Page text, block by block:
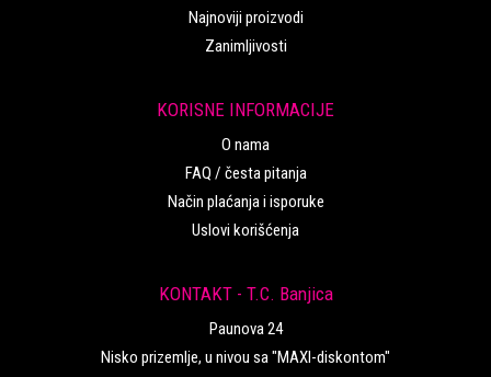
Najnoviji proizvodi
Zanimljivosti
KORISNE INFORMACIJE
O nama
FAQ / česta pitanja
Način plaćanja i isporuke
Uslovi korišćenja
KONTAKT - T.C. Banjica
Paunova 24
Nisko prizemlje, u nivou sa "MAXI-diskontom"